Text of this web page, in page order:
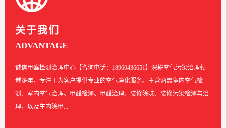
关于我们
ADVANTAGE
诚信甲醛检测治理中心【咨询电话：18960436651】深耕空气污染治理领
域多年，专注于为客户提供专业的空气净化服务。主营涵盖室内空气检
测、室内空气治理、甲醛检测、甲醛治理、装修除味、装修污染检测与治
理，以及车内除甲...